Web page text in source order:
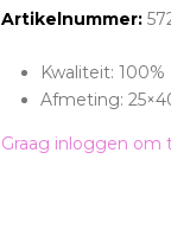
Artikelnummer:
Kwaliteit:
Afmeting:
Graag inloggen om